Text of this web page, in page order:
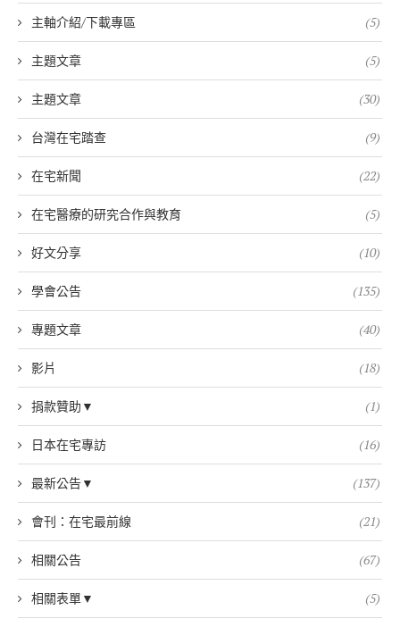
主軸介紹/下載專區 (5)
主題文章 (5)
主題文章 (30)
台灣在宅踏查 (9)
在宅新聞 (22)
在宅醫療的研究合作與教育 (5)
好文分享 (10)
學會公告 (135)
專題文章 (40)
影片 (18)
捐款贊助▼ (1)
日本在宅專訪 (16)
最新公告▼ (137)
會刊：在宅最前線 (21)
相關公告 (67)
相關表單▼ (5)